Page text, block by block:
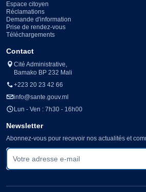
Espace citoyen
Réclamations
Demande d'information
Prise de rendez-vous
Téléchargements
Contact
Cité Administrative,
Bamako BP 232 Mali
+223 20 23 42 66
info@sante.gouv.ml
Lun - Ven : 7h30 - 16h00
Newsletter
Abonnez-vous pour recevoir nos actualités et
Votre adresse e-mail